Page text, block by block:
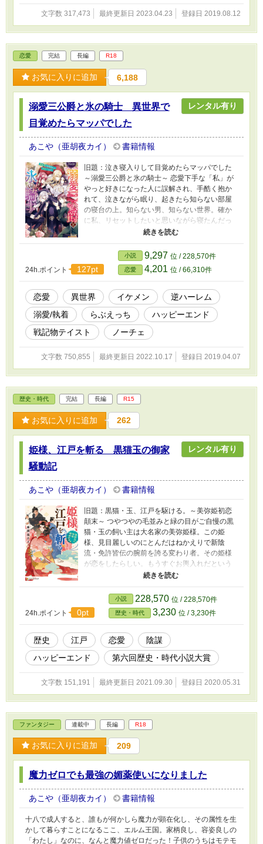
禁じます。
文字数 317,473 最終更新日 2023.04.23 登録日 2019.08.12
恋愛 完結 長編 R18
お気に入りに追加 6,188
溺愛三公爵と氷の騎士 異世界で
目覚めたらマッパでした
レンタル有り
あこや（亜胡夜カイ） 書籍情報
旧題：泣き寝入りして目覚めたらマッパでした
～溺愛三公爵と氷の騎士～ 恋愛下手な「私」が
やっと好きになった人に誤解され、手酷く抱か
れて、泣きながら眠り、起きたら知らない部屋
の寝台の上。知らない男、知らない世界。確か
に私、リセットしたいと思いながら寝たんだっ
け。この夢、いつ覚めるんだろう？と思いつ
つ、結局また元いた世界と同じ職業＝軍人にな
って、イケメンだけれどちょっとへんな三人の
公爵様と、氷の美貌の騎士様とで恋したり愛し
たり戦ったり、というお話。プロローグはシリ
アスですが、ご都合主義満載、コメディシリア
ス行ったり来り。R18は予告なく。（初っ端か
らヤってますので）
24h.ポイント 127pt
小説 9,297 位 / 228,570件
恋愛 4,201 位 / 66,310件
恋愛 異世界 イケメン
逆ハーレム
溺愛/執着
らぶえっち
ハッピーエンド
戦記物テイスト
ノーチェ
文字数 750,855 最終更新日 2022.10.17 登録日 2019.04.07
歴史・時代 完結 長編 R15
お気に入りに追加 262
姫様、江戸を斬る 黒猫玉の御家
騒動記
レンタル有り
あこや（亜胡夜カイ） 書籍情報
旧題：黒猫・玉、江戸を駆ける。～美弥姫初恋
顛末～ つやつやの毛並みと緑の目がご自慢の黒
猫・玉の飼い主は大名家の美弥姫様。この姫
様、見目麗しいのにとんだはねかえりで新陰
流・免許皆伝の腕前を誇る変わり者。その姫様
が恋をしたらしい。もうすぐお輿入れだという
のに。──男装の美弥姫が江戸の町を徘徊中、出
自ら首を突っ込んだ姫の身に危険が迫る。そし
て初恋の行方は── 花のお江戸で美猫と姫様が大
活躍！外題は～みやひめはつこいのてんまつ～
第６回歴史・時代小説大賞で大賞を頂きまし
た！皆さまよりの応援、お励ましに心より御礼
申し上げます。 有難うございました。 ～お知ら
せ～現在、書籍化進行中でございます。21/9/16
化に関わる詳細は、以降近況ボードでご報告予
定です。どうぞよろしくお願い致します。
24h.ポイント 0pt
小説 228,570 位 / 228,570件
歴史・時代 3,230 位 / 3,230件
歴史 江戸 恋愛
陰謀
ハッピーエンド
第六回歴史・時代小説大賞
文字数 151,191 最終更新日 2021.09.30 登録日 2020.05.31
ファンタジー 連載中 長編 R18
お気に入りに追加 209
魔力ゼロでも最強の媚薬使いになりました
あこや（亜胡夜カイ） 書籍情報
十八で成人すると、誰もが何かしら魔力が顕在化し、その属性を生
かして暮らすことになるここ、エルム王国。家柄良し、容姿良しの
「わたし」なのに、なんと魔力値ゼロだった！子供のうちはモテモ